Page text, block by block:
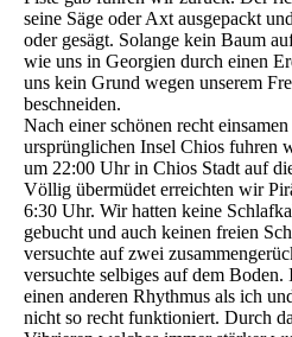
seine Säge oder Axt ausgepackt
oder gesägt. Solange kein Baum
wie uns in Georgien durch einen
uns kein Grund wegen unserem
beschneiden.
Nach einer schönen recht
ursprünglichen Insel Chios fuhren
um 22:00 Uhr in Chios Stadt auf
Völlig übermüdet erreichten wir
6:30 Uhr. Wir hatten keine
gebucht und auch keinen freien
versuchte auf zwei
versuchte selbiges auf dem
einen anderen Rhythmus als ich
nicht so recht funktioniert. Durch